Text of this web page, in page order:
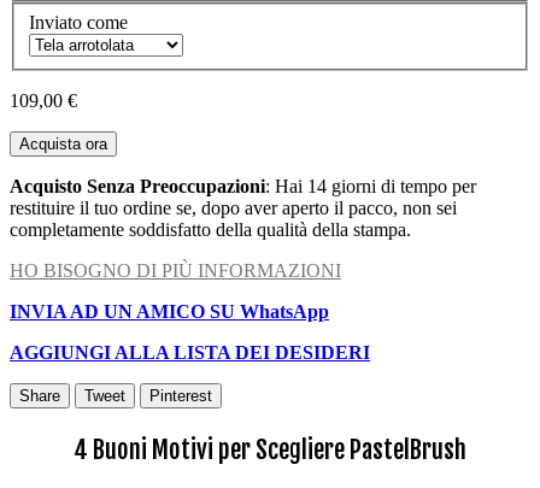
Inviato come
109,00 €
Acquista ora
Acquisto Senza Preoccupazioni: Hai 14 giorni di tempo per
restituire il tuo ordine se, dopo aver aperto il pacco, non sei
completamente soddisfatto della qualità della stampa.
HO BISOGNO DI PIÙ INFORMAZIONI
INVIA AD UN AMICO SU WhatsApp
AGGIUNGI ALLA LISTA DEI DESIDERI
Share Tweet Pinterest
4 Buoni Motivi per Scegliere PastelBrush